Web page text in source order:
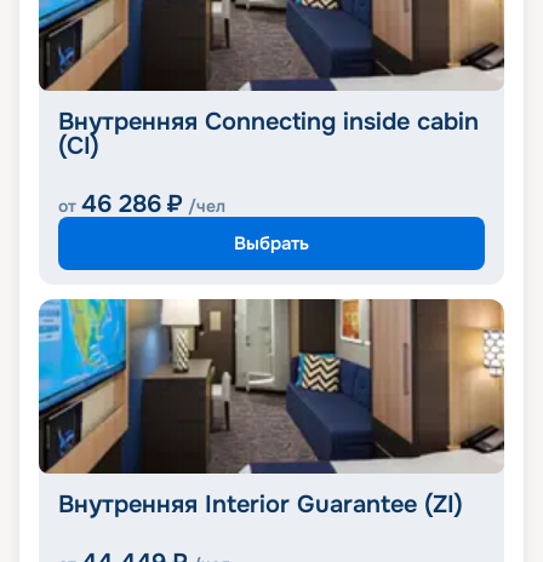
Внутренняя Connecting inside cabin
(CI)
от 46 286 ₽ /чел
Выбрать
Внутренняя Interior Guarantee (ZI)